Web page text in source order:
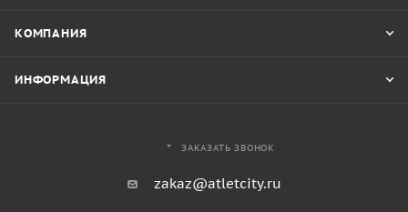
КОМПАНИЯ
ИНФОРМАЦИЯ
ЗАКАЗАТЬ ЗВОНОК
zakaz@atletcity.ru